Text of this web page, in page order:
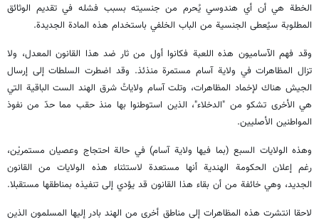
الخطة هي أن أي هندوسي يُحرم من جنسيته بسبب فشله في تقديم الوثائق
المطلوبة سيُعطى الجنسية من الباب الخلفي باستخدام هذه المادة الجديدة.
وقد فهم الآساميون هذه اللعبة فكانوا أول من ثار ضد هذا القانون المعدل، ولا
تزال المظاهرات في ولاية آسام مستمرة منذئذ. وقد اضطرت السلطات إلى إرسال
الجيش هناك لإخماد المظاهرات، وتلت آسام ولاياتُ شرق الهند الست الباقية التي
هي الأخرى تشكو من "الدخلاء"، الذين استوطنوا بها منذ حقب مما حدّ من نفوذ
المواطنين الأصليين.
وهذه الولايات السبع (بما فيها ولاية آسام) في حالة احتجاج وعصيان مستمريْن،
رغم إعلان الحكومة الهندية أنها مستعدة لاستثناء هذه الولايات من القانون
الجديد، وهي خائفة من أن بقاء هذا القانون قد يؤدي إلى تنفيذه بمناطقها مستقبلا.
لاحقا انتشرت هذه المظاهرات إلى مناطق أخرى من الهند بادر إليها المسلمون الذين